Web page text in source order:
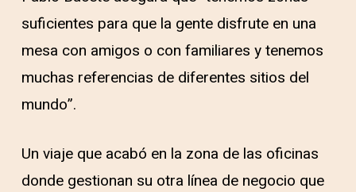
suficientes para que la gente disfrute en una
mesa con amigos o con familiares y tenemos
muchas referencias de diferentes sitios del
mundo”.
Un viaje que acabó en la zona de las oficinas
donde gestionan su otra línea de negocio que